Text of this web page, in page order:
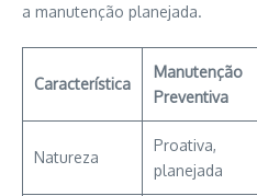
a manutenção planejada.
Característica
Manutenção
Preventiva
Natureza
Proativa,
planejada